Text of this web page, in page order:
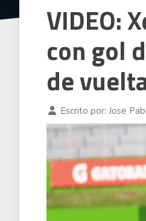
VIDEO:
con gol
de
Escrito por: Jose